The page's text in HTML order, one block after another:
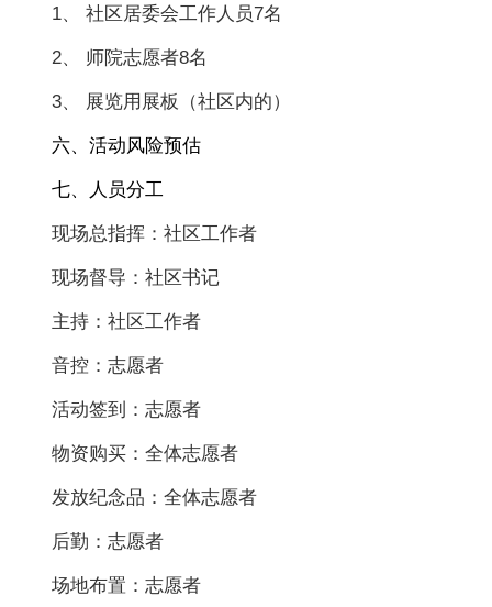
1、 社区居委会工作人员7名
2、 师院志愿者8名
3、 展览用展板（社区内的）
六、活动风险预估
七、人员分工
现场总指挥：社区工作者
现场督导：社区书记
主持：社区工作者
音控：志愿者
活动签到：志愿者
物资购买：全体志愿者
发放纪念品：全体志愿者
后勤：志愿者
场地布置：志愿者